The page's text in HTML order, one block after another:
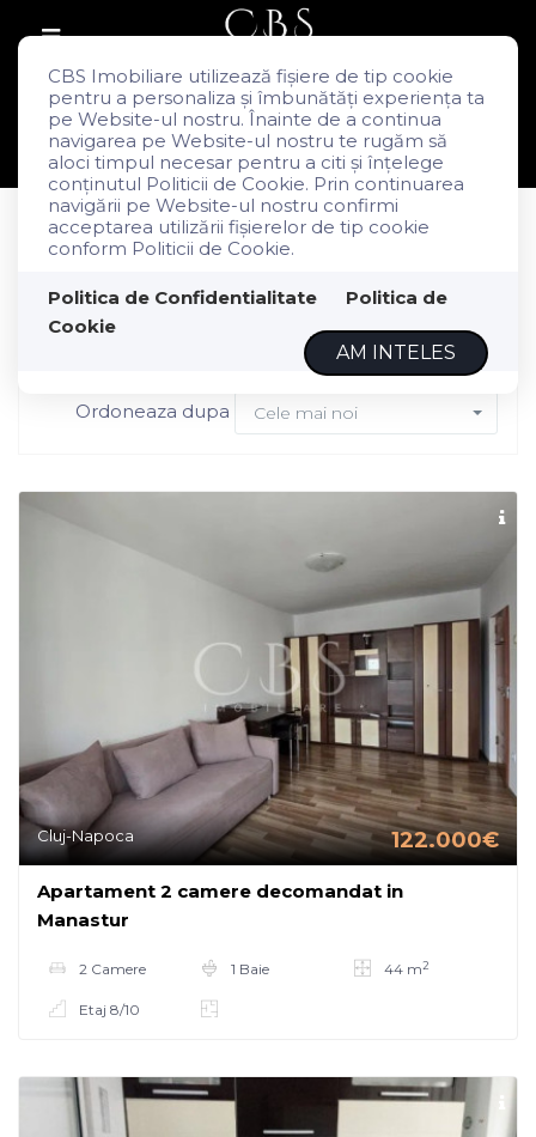
CBS Imobiliare utilizează fişiere de tip cookie
pentru a personaliza și îmbunătăți experiența ta
pe Website-ul nostru. Înainte de a continua
navigarea pe Website-ul nostru te rugăm să
aloci timpul necesar pentru a citi și înțelege
conținutul Politicii de Cookie. Prin continuarea
navigării pe Website-ul nostru confirmi
acceptarea utilizării fişierelor de tip cookie
conform Politicii de Cookie.
Politica de Confidentialitate
Politica de
Cookie
AM INTELES
Filtreaza
Imobiliare in judetul Cluj
Ordoneaza dupa Cele mai noi
Cluj-Napoca 122.000€
Apartament 2 camere decomandat in
Manastur
2 Camere 1 Baie 44 m2
Etaj 8/10